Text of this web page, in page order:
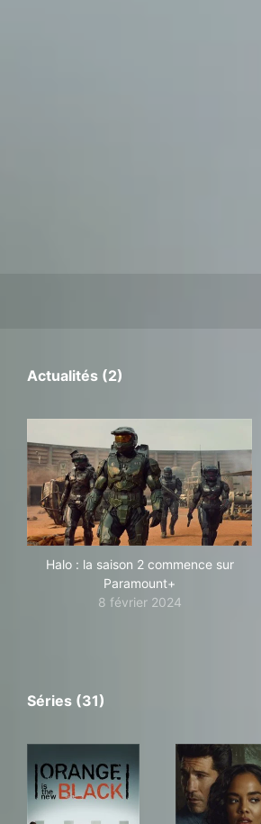
Actualités (2)
Halo : la saison 2 commence sur
Paramount+
8 février 2024
Séries (31)